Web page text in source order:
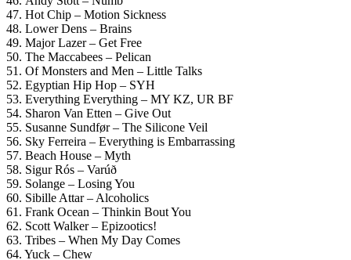
47. Hot Chip – Motion Sickness
48. Lower Dens – Brains
49. Major Lazer – Get Free
50. The Maccabees – Pelican
51. Of Monsters and Men – Little Talks
52. Egyptian Hip Hop – SYH
53. Everything Everything – MY KZ, UR BF
54. Sharon Van Etten – Give Out
55. Susanne Sundfør – The Silicone Veil
56. Sky Ferreira – Everything is Embarrassing
57. Beach House – Myth
58. Sigur Rós – Varúð
59. Solange – Losing You
60. Sibille Attar – Alcoholics
61. Frank Ocean – Thinkin Bout You
62. Scott Walker – Epizootics!
63. Tribes – When My Day Comes
64. Yuck – Chew